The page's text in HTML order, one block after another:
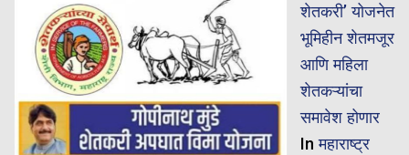
शेतकरी’ योजनेत
भूमिहीन शेतमजूर
आणि महिला
शेतकऱ्यांचा
समावेश होणार
Inमहाराष्ट्र